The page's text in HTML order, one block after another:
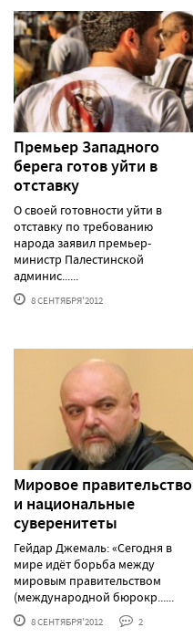
Премьер Западного
берега готов уйти в
отставку
О своей готовности уйти в
отставку по требованию
народа заявил премьер-
министр Палестинской
админис......
8 СЕНТЯБРЯ'2012
Мировое правительство
и национальные
суверенитеты
Гейдар Джемаль: «Сегодня в
мире идёт борьба между
мировым правительством
(международной бюрокр......
8 СЕНТЯБРЯ'2012 2